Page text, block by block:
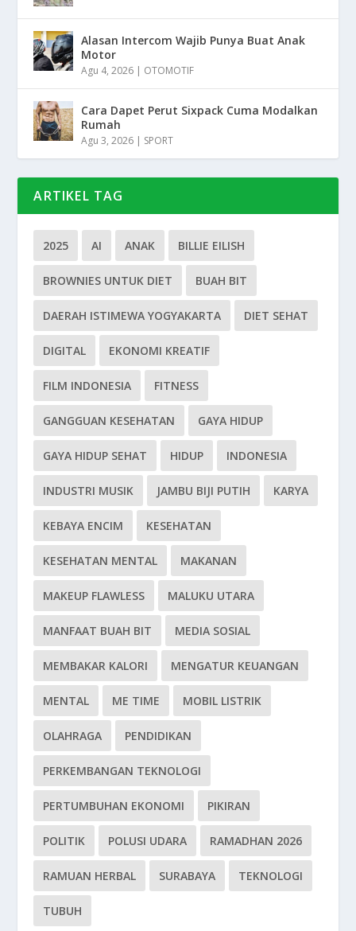
Alasan Intercom Wajib Punya Buat Anak
Motor
Agu 4, 2026 | OTOMOTIF
Cara Dapet Perut Sixpack Cuma Modalkan
Rumah
Agu 3, 2026 | SPORT
ARTIKEL TAG
2025 AI ANAK BILLIE EILISH
BROWNIES UNTUK DIET BUAH BIT
DAERAH ISTIMEWA YOGYAKARTA DIET SEHAT
DIGITAL EKONOMI KREATIF
FILM INDONESIA FITNESS
GANGGUAN KESEHATAN GAYA HIDUP
GAYA HIDUP SEHAT HIDUP INDONESIA
INDUSTRI MUSIK JAMBU BIJI PUTIH KARYA
KEBAYA ENCIM KESEHATAN
KESEHATAN MENTAL MAKANAN
MAKEUP FLAWLESS MALUKU UTARA
MANFAAT BUAH BIT MEDIA SOSIAL
MEMBAKAR KALORI MENGATUR KEUANGAN
MENTAL ME TIME MOBIL LISTRIK
OLAHRAGA PENDIDIKAN
PERKEMBANGAN TEKNOLOGI
PERTUMBUHAN EKONOMI PIKIRAN
POLITIK POLUSI UDARA RAMADHAN 2026
RAMUAN HERBAL SURABAYA TEKNOLOGI
TUBUH